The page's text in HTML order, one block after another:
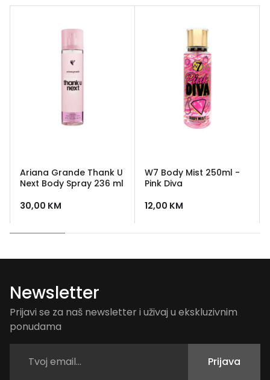
Ariana Grande Thank U
Next Body Spray 236 ml
30,00 KM
W7 Body Mist 250ml -
Pink Diva
12,00 KM
Newsletter
Prijavi se za naš newsletter i uživaj u ekskluzivnim
ponudama
Prijava